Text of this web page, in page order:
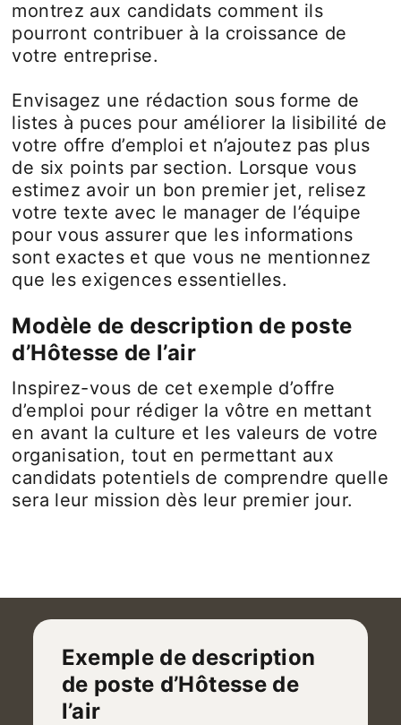
montrez aux candidats comment ils
pourront contribuer à la croissance de
votre entreprise.
Envisagez une rédaction sous forme de
listes à puces pour améliorer la lisibilité de
votre offre d’emploi et n’ajoutez pas plus
de six points par section. Lorsque vous
estimez avoir un bon premier jet, relisez
votre texte avec le manager de l’équipe
pour vous assurer que les informations
sont exactes et que vous ne mentionnez
que les exigences essentielles.
Modèle de description de poste
d’Hôtesse de l’air
Inspirez-vous de cet exemple d’offre
d’emploi pour rédiger la vôtre en mettant
en avant la culture et les valeurs de votre
organisation, tout en permettant aux
candidats potentiels de comprendre quelle
sera leur mission dès leur premier jour.
Exemple de description
de poste d’Hôtesse de
l’air